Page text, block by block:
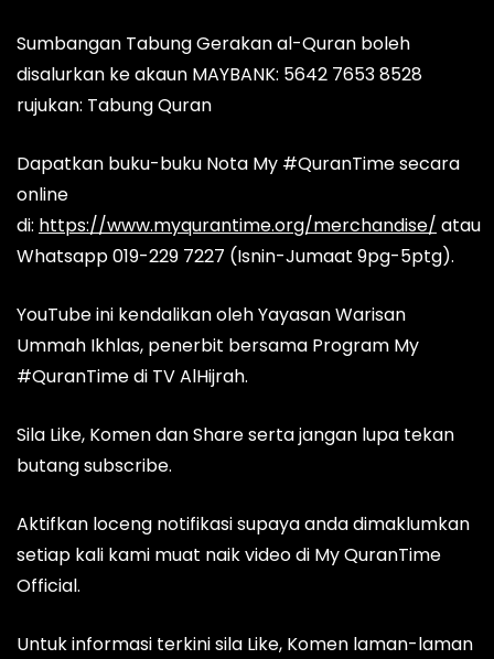
Sumbangan Tabung Gerakan al-Quran boleh
disalurkan ke akaun MAYBANK: 5642 7653 8528
rujukan: Tabung Quran
Dapatkan buku-buku Nota My #QuranTime secara
online
di: https://www.myqurantime.org/merchandise/ atau
Whatsapp 019-229 7227 (Isnin-Jumaat 9pg-5ptg).
YouTube ini kendalikan oleh Yayasan Warisan
Ummah Ikhlas, penerbit bersama Program My
#QuranTime di TV AlHijrah.
Sila Like, Komen dan Share serta jangan lupa tekan
butang subscribe.
Aktifkan loceng notifikasi supaya anda dimaklumkan
setiap kali kami muat naik video di My QuranTime
Official.
Untuk informasi terkini sila Like, Komen laman-laman